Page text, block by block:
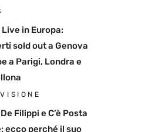
Live in Europa:
sold out a Genova
a Parigi, Londra e
Filippi e C’è Posta
ecco perché il suo